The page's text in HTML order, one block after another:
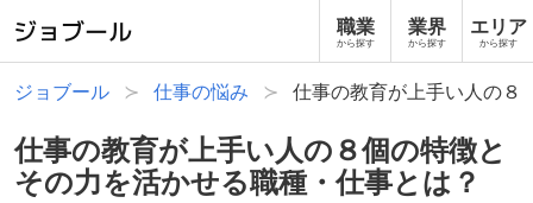
職業
から探す
業界
から探す
エリア
から探す
ジョブール 仕事の悩み 仕事の教育が上手い人の８
仕事の教育が上手い人の８個の特徴と
その力を活かせる職種・仕事とは？